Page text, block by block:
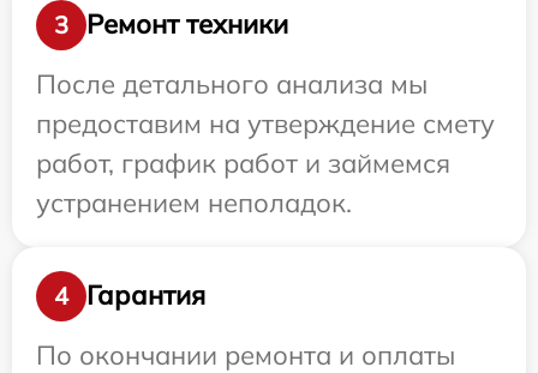
3
Ремонт техники
После детального анализа мы
предоставим на утверждение смету
работ, график работ и займемся
устранением неполадок.
4
Гарантия
По окончании ремонта и оплаты